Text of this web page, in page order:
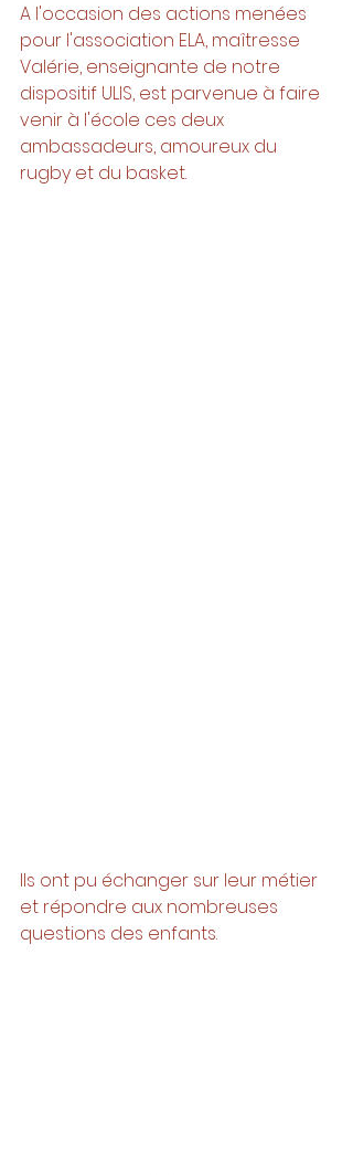
A l'occasion des actions menées
pour l'association ELA, maîtresse
Valérie, enseignante de notre
dispositif ULIS, est parvenue à faire
venir à l'école ces deux
ambassadeurs, amoureux du
rugby et du basket.
Ils ont pu échanger sur leur métier
et répondre aux nombreuses
questions des enfants.